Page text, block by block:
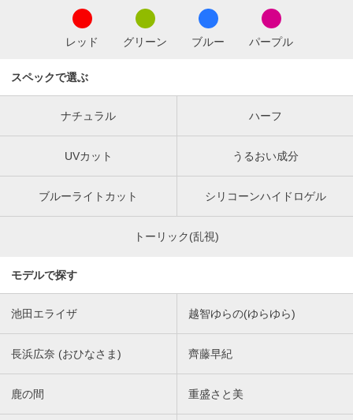
レッド グリーン ブルー パープル
スペックで選ぶ
ナチュラル ハーフ
UVカット うるおい成分
ブルーライトカット シリコーンハイドロゲル
トーリック(乱視)
モデルで探す
池田エライザ 越智ゆらの(ゆらゆら)
長浜広奈 (おひなさま) 齊藤早紀
鹿の間 重盛さと美